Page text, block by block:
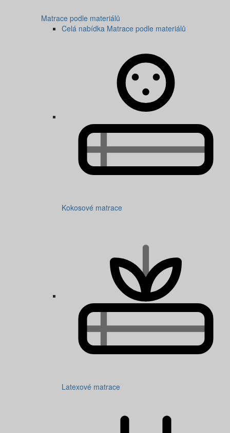
Matrace podle materiálů
Celá nabídka Matrace podle materiálů
Kokosové matrace
Latexové matrace